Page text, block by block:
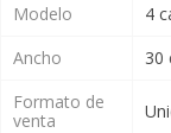
Modelo
4
Ancho
30
Formato de
venta